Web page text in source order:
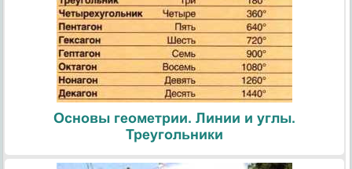
Основы геометрии. Линии и углы.
Треугольники